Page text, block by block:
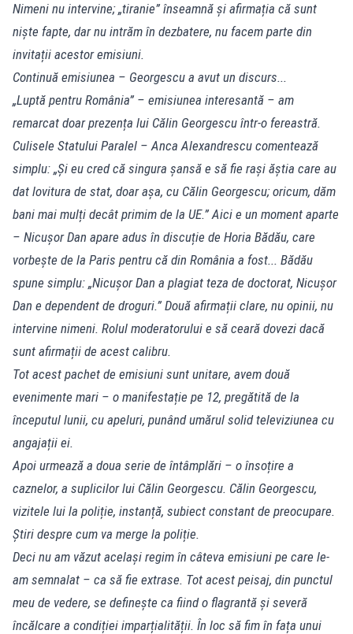
Nimeni nu intervine; „tiranie” înseamnă și afirmația că sunt
niște fapte, dar nu intrăm în dezbatere, nu facem parte din
invitații acestor emisiuni.
Continuă emisiunea – Georgescu a avut un discurs...
„Luptă pentru România” – emisiunea interesantă – am
remarcat doar prezența lui Călin Georgescu într-o fereastră.
Culisele Statului Paralel – Anca Alexandrescu comentează
simplu: „Și eu cred că singura șansă e să fie rași ăștia care au
dat lovitura de stat, doar așa, cu Călin Georgescu; oricum, dăm
bani mai mulți decât primim de la UE.” Aici e un moment aparte
– Nicușor Dan apare adus în discuție de Horia Bădău, care
vorbește de la Paris pentru că din România a fost... Bădău
spune simplu: „Nicușor Dan a plagiat teza de doctorat, Nicușor
Dan e dependent de droguri.” Două afirmații clare, nu opinii, nu
intervine nimeni. Rolul moderatorului e să ceară dovezi dacă
sunt afirmații de acest calibru.
Tot acest pachet de emisiuni sunt unitare, avem două
evenimente mari – o manifestație pe 12, pregătită de la
începutul lunii, cu apeluri, punând umărul solid televiziunea cu
angajații ei.
Apoi urmează a doua serie de întâmplări – o însoțire a
caznelor, a suplicilor lui Călin Georgescu. Călin Georgescu,
vizitele lui la poliție, instanță, subiect constant de preocupare.
Știri despre cum va merge la poliție.
Deci nu am văzut același regim în câteva emisiuni pe care le-
am semnalat – ca să fie extrase. Tot acest peisaj, din punctul
meu de vedere, se definește ca fiind o flagrantă și severă
încălcare a condiției imparțialității. În loc să fim în fața unui